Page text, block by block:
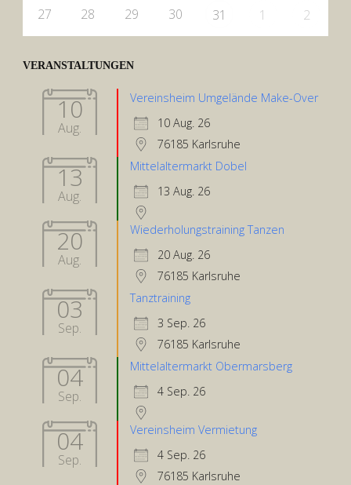
27 28 29 30 31 1 2
VERANSTALTUNGEN
10
Aug.
Vereinsheim Umgelände Make-Over
10 Aug. 26
76185 Karlsruhe
13
Aug.
Mittelaltermarkt Dobel
13 Aug. 26
20
Aug.
Wiederholungstraining Tanzen
20 Aug. 26
76185 Karlsruhe
03
Sep.
Tanztraining
3 Sep. 26
76185 Karlsruhe
04
Sep.
Mittelaltermarkt Obermarsberg
4 Sep. 26
04
Sep.
Vereinsheim Vermietung
4 Sep. 26
76185 Karlsruhe